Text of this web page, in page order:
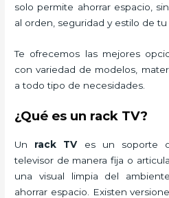
solo permite ahorrar espacio,
al orden, seguridad y estilo de
Te ofrecemos las mejores
con variedad de modelos,
a todo tipo de necesidades.
¿Qué es un rack TV?
Un rack TVes un soporte
televisor de manera fija o
una visual limpia del
ahorrar espacio. Existen